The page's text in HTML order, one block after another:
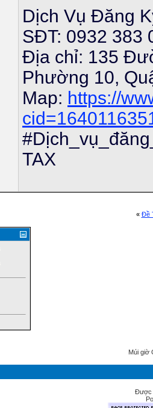
Dịch Vụ Đăng
SĐT: 0932 383
Địa chỉ: 135
Phường 10,
Map: https://
TAX
« Ðề
Múi giờ
Được